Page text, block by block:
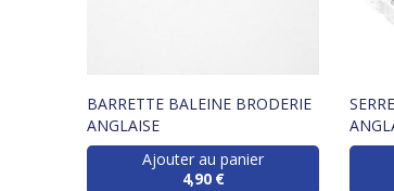
BARRETTE BALEINE BRODERIE
ANGLAISE
Ajouter au panier
4,90 €